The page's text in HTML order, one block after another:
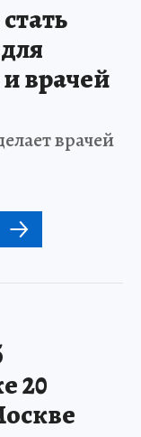
врачей
врачей
20